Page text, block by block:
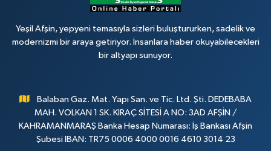
Yeşil Afşin, yepyeni temasıyla sizleri buluştururken, sadelik ve
modernizmi bir araya getiriyor. İnsanlara haber okuyabilecekleri
bir altyapı sunuyor.
Balaban Gaz. Mat. Yapı San. ve Tic. Ltd. Şti. DEDEBABA
MAH. VOLKAN 1 SK. KIRAÇ SİTESİ A NO: 3AD AFŞİN /
KAHRAMANMARAŞ Banka Hesap Numarası: İş Bankası Afşin
Şubesi IBAN: TR75 0006 4000 0016 4610 3014 23